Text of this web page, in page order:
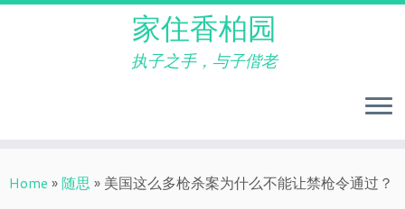
to
家住香柏园
执子之手，与子偕老
Home »随思 » 美国这么多枪杀案为什么不能让禁枪令通过？